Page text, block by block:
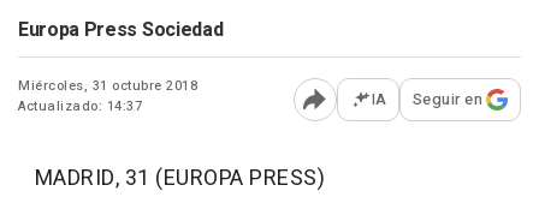
Europa Press Sociedad
Miércoles, 31 octubre 2018
Actualizado: 14:37
Abrir opciones para
IA Seguir en
MADRID, 31 (EUROPA PRESS)